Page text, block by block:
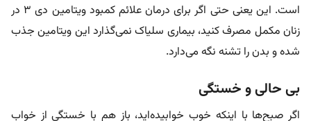
است. این یعنی حتی اگر برای درمان علائم کمبود ویتامین دی ۳ در
زنان مکمل مصرف کنید، بیماری سلیاک نمی‌گذارد این ویتامین جذب
شده و بدن را تشنه نگه می‌دارد.
بی حالی و خستگی
اگر صبح‌ها با اینکه خوب خوابیده‌اید، باز هم با خستگی از خواب